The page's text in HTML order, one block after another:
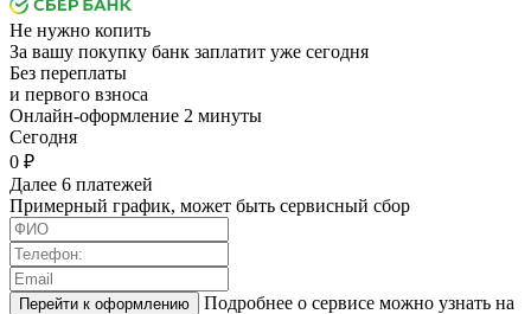
Не нужно копить
За вашу покупку банк заплатит уже сегодня
Без переплаты
и первого взноса
Онлайн-оформление 2 минуты
Cегодня
0 ₽
Далее 6 платежей
Примерный график, может быть сервисный сбор
Подробнее о сервисе можно узнать на